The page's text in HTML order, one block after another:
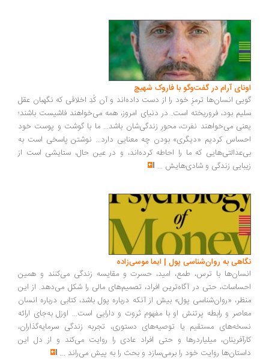
آرام در گفت‌وگو با فاروک شهیچ‭
انسان‌ها ترمزِ خود را از دست داده‌اند و آن کُدِ اخلاقی که نگهبان عقل
بود، فروریخته است. در دنیای امروز، همه می‌خواهند فاشیست باشند؛
می‌خواهند نفرت، محورِ زندگی‌شان باشد... ما با گوشت و پوست خود
کردیم «دیگری» بودن چه معنایی دارد... نوشتن پاسخی است به
که ما را احاطه کرده‌اند، و در عین حال، ستایشی است از
زندگی و شادی‌هایش...
به روان‌شناسی پول | ایما موسی‌زاده
با ترس، طمع، امید، حسرت و مقایسه زندگی می‌کنند و همین
حتی در آگاه‌ترین افراد، تصمیم‌های مالی را شکل می‌دهد. از این
«روان‌شناسی پول» بیش از آنکه درباره پول باشد، کتابی درباره انسان
و رابطه پرتنش او با مفهوم ثروت و دارایی است... اوزل به‌جای ارائه
مستقیم یا توصیه‌های دستوری، تجربه زندگی سرمایه‌گذاران،
میلیاردرها و حتی افراد عادی را روایت می‌کند و از دل این
روایت خود را برمی‌سازد و بحث را به پیش می‌راند ...